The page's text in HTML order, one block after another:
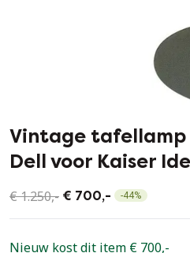
Vintage tafellamp
Dell voor Kaiser
€ 1.250,- € 700,- -44%
Nieuw kost dit item € 700,-